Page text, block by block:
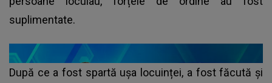
suplimentate.
După ce a fost spartă ușa locuinței, a fost făcută și